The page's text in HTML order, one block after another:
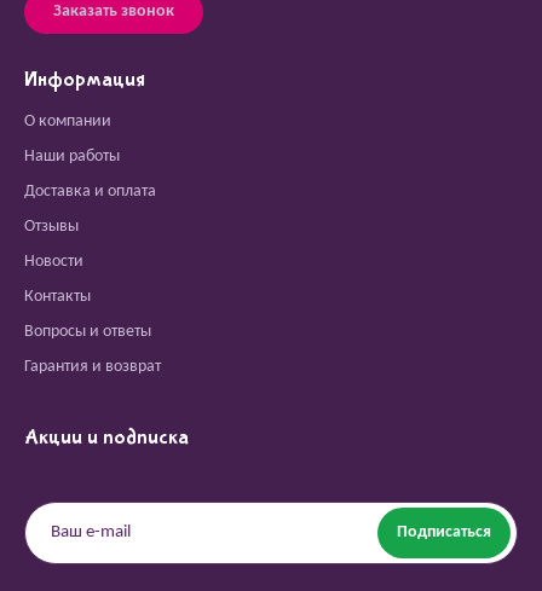
Заказать звонок
Информация
О компании
Наши работы
Доставка и оплата
Отзывы
Новости
Контакты
Вопросы и ответы
Гарантия и возврат
Акции и подписка
Подписаться